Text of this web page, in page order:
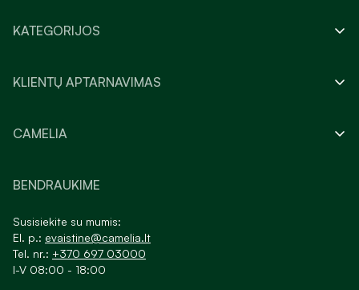
KATEGORIJOS
KLIENTŲ APTARNAVIMAS
CAMELIA
BENDRAUKIME
Susisiekite su mumis:
El. p.: evaistine@camelia.lt
Tel. nr.: +370 697 03000
I-V 08:00 - 18:00